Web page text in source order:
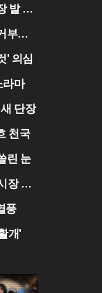
발 산
부권
' 의심
라마
단장
천국
린 눈
장 개
풍
개'